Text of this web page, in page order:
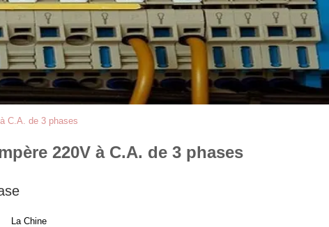
C.A. de 3 phases
220V à C.A. de 3 phases
La Chine